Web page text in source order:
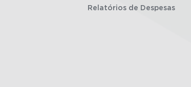
Relatórios de Despesas